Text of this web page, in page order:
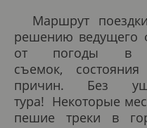
Маршрут
решению ведущего
от погоды в
съемок,
причин. Без
тура! Некоторые
пешие треки в